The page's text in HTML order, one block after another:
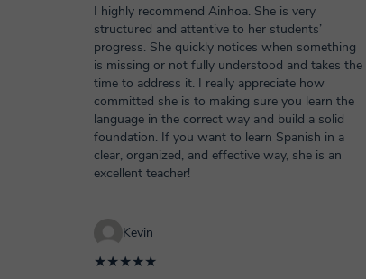
I highly recommend Ainhoa. She is very
structured and attentive to her students’
progress. She quickly notices when something
is missing or not fully understood and takes the
time to address it. I really appreciate how
committed she is to making sure you learn the
language in the correct way and build a solid
foundation. If you want to learn Spanish in a
clear, organized, and effective way, she is an
excellent teacher!
Kevin
★★★★★